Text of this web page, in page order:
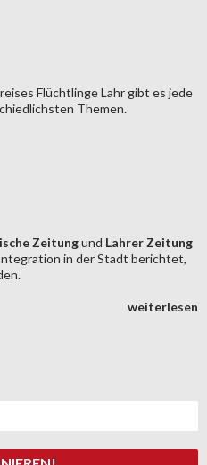
Flüchtlinge Lahr gibt es jede
Themen.
Zeitungund Lahrer Zeitung
in der Stadt berichtet,
weiterlesen